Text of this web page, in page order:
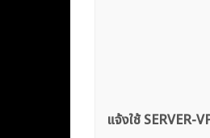
แจ้งใช้ SERVER-